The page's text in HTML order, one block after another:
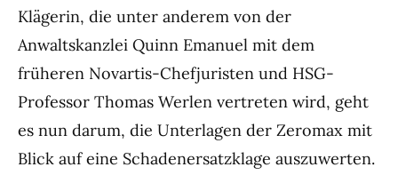
Klägerin, die unter anderem von der
Anwaltskanzlei Quinn Emanuel mit dem
früheren Novartis-Chefjuristen und HSG-
Professor Thomas Werlen vertreten wird, geht
es nun darum, die Unterlagen der Zeromax mit
Blick auf eine Schadenersatzklage auszuwerten.